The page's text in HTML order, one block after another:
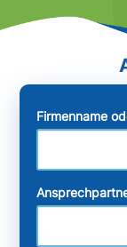
Firmenname